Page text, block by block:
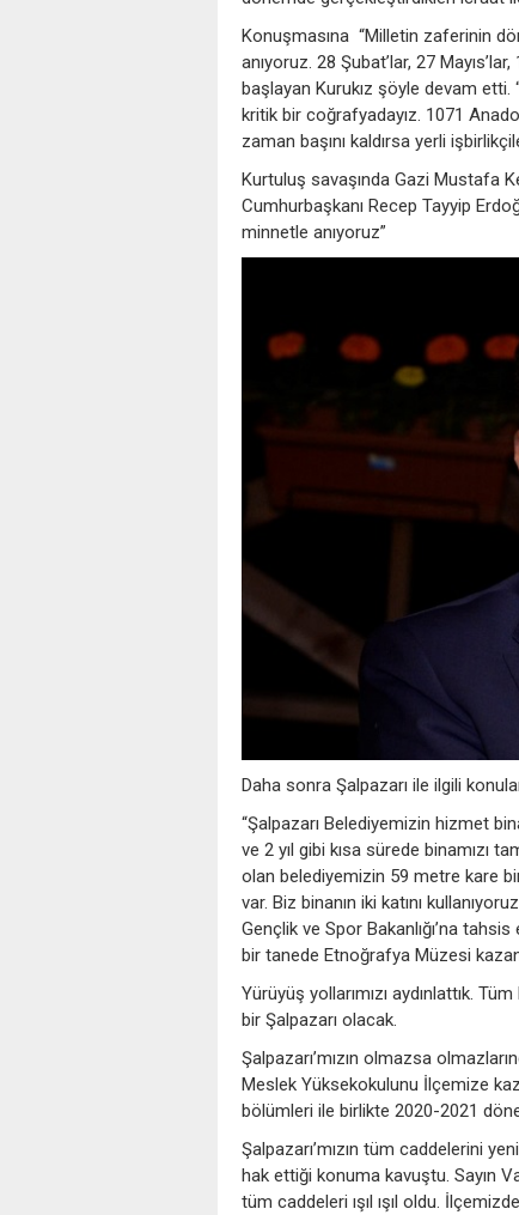
Konuşmasına “Milletin zaferinin
anıyoruz. 28 Şubat’lar, 27
başlayan Kurukız şöyle devam etti.
kritik bir coğrafyadayız. 1071
zaman başını kaldırsa yerli
Kurtuluş savaşında Gazi Mustafa
Cumhurbaşkanı Recep Tayyip
minnetle anıyoruz”
Daha sonra Şalpazarı ile ilgili
“Şalpazarı Belediyemizin hizmet
ve 2 yıl gibi kısa sürede binamızı
olan belediyemizin 59 metre kare
var. Biz binanın iki katını
Gençlik ve Spor Bakanlığı’na
bir tanede Etnoğrafya Müzesi
Yürüyüş yollarımızı aydınlattık.
bir Şalpazarı olacak.
Şalpazarı’mızın olmazsa
Meslek Yüksekokulunu İlçemize
bölümleri ile birlikte 2020-2021
Şalpazarı’mızın tüm caddelerini
hak ettiği konuma kavuştu. Sayın
tüm caddeleri ışıl ışıl oldu.